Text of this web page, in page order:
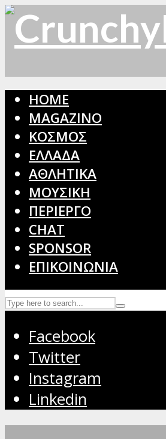
HOME
MAGAZINO
ΚΟΣΜΟΣ
ΕΛΛΑΔΑ
ΑΘΛΗΤΙΚΑ
ΜΟΥΣΙΚΗ
ΠΕΡΙΕΡΓΟ
CHAT
SPONSOR
ΕΠΙΚΟΙΝΩΝΙΑ
Facebook
Twitter
Instagram
Linkedin